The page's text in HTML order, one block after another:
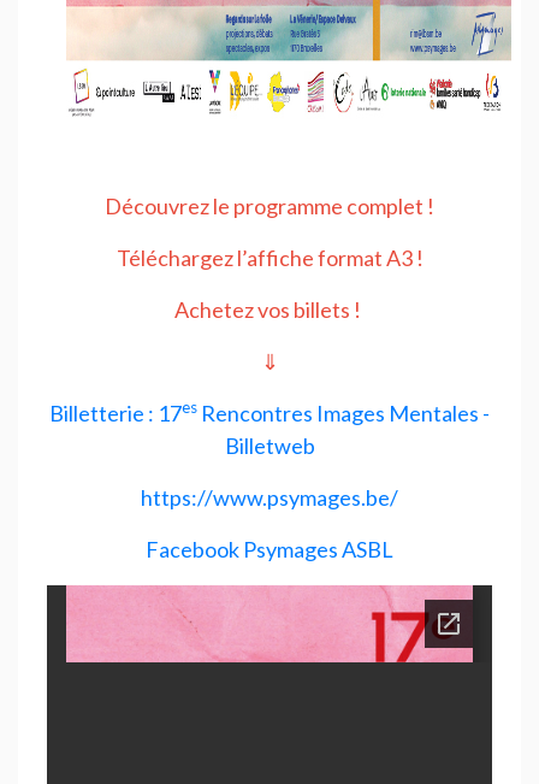
Découvrez le programme complet !
Téléchargez l’affiche format A3 !
Achetez vos billets !
⇓
Billetterie : 17es Rencontres Images Mentales -
Billetweb
https://www.psymages.be/
Facebook PsymagesASBL